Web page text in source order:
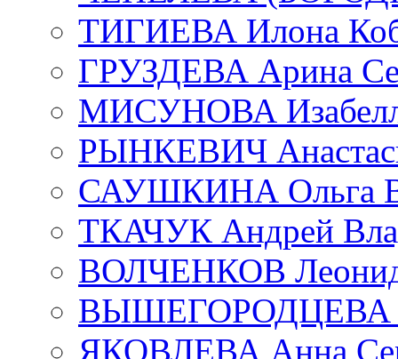
ТИГИЕВА Илона
ГРУЗДЕВА Арина
МИСУНОВА
РЫНКЕВИЧ
САУШКИНА Ольга
ТКАЧУК Андрей
ВОЛЧЕНКОВ Леонид
ВЫШЕГОРОДЦЕВА
ЯКОВЛЕВА Анна